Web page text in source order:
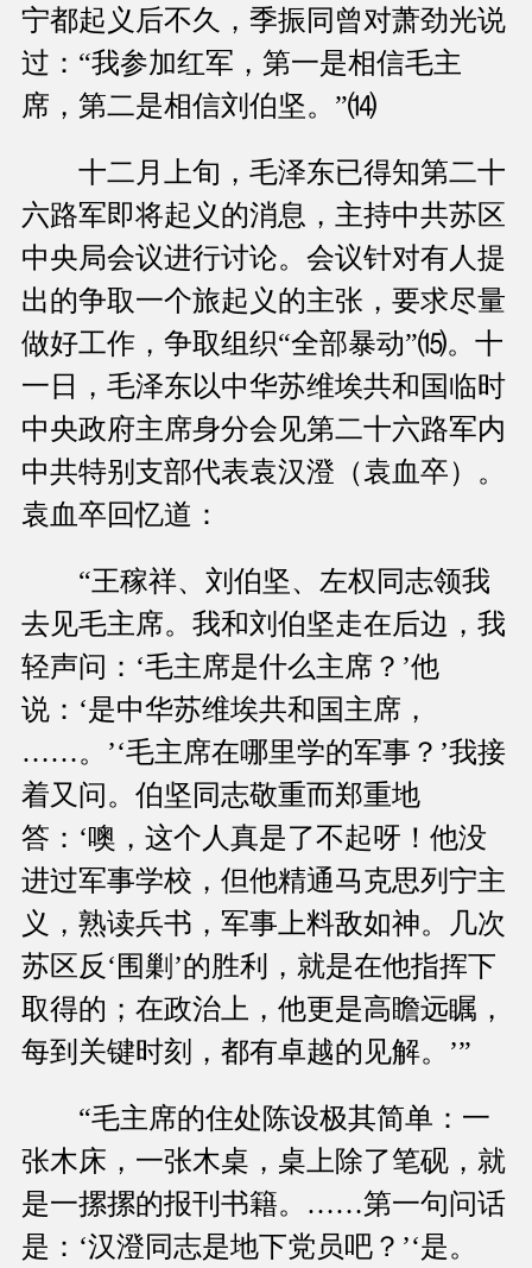
宁都起义后不久，季振同曾对萧劲光说
过：“我参加红军，第一是相信毛主
席，第二是相信刘伯坚。”⒁
十二月上旬，毛泽东已得知第二十
六路军即将起义的消息，主持中共苏区
中央局会议进行讨论。会议针对有人提
出的争取一个旅起义的主张，要求尽量
做好工作，争取组织“全部暴动”⒂。十
一日，毛泽东以中华苏维埃共和国临时
中央政府主席身分会见第二十六路军内
中共特别支部代表袁汉澄（袁血卒）。
袁血卒回忆道：
“王稼祥、刘伯坚、左权同志领我
去见毛主席。我和刘伯坚走在后边，我
轻声问：‘毛主席是什么主席？’他
说：‘是中华苏维埃共和国主席，
……。’‘毛主席在哪里学的军事？’我接
着又问。伯坚同志敬重而郑重地
答：‘噢，这个人真是了不起呀！他没
进过军事学校，但他精通马克思列宁主
义，熟读兵书，军事上料敌如神。几次
苏区反‘围剿’的胜利，就是在他指挥下
取得的；在政治上，他更是高瞻远瞩，
每到关键时刻，都有卓越的见解。’”
“毛主席的住处陈设极其简单：一
张木床，一张木桌，桌上除了笔砚，就
是一摞摞的报刊书籍。……第一句问话
是：‘汉澄同志是地下党员吧？’‘是。